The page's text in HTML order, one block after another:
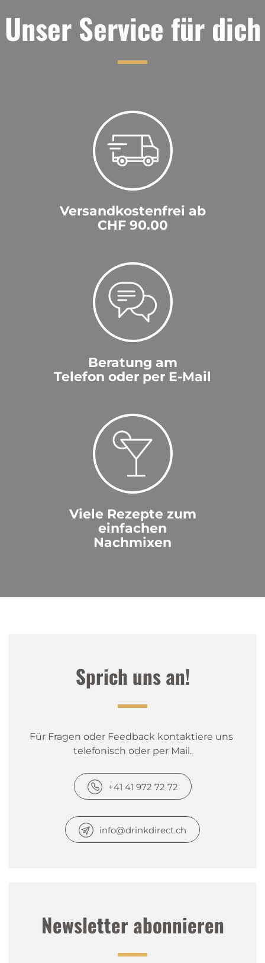
Unser Service für dich
Versandkostenfrei ab
CHF 90.00
Beratung am
Telefon oder per E-Mail
Viele Rezepte zum
einfachen
Nachmixen
Sprich uns an!
Für Fragen oder Feedback kontaktiere uns
telefonisch oder per Mail.
+41 41 972 72 72
info@drinkdirect.ch
Newsletter abonnieren